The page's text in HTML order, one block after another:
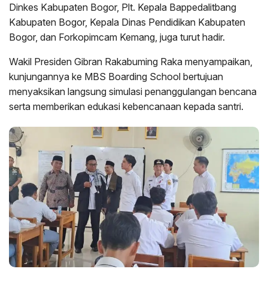
Dinkes Kabupaten Bogor, Plt. Kepala Bappedalitbang
Kabupaten Bogor, Kepala Dinas Pendidikan Kabupaten
Bogor, dan Forkopimcam Kemang, juga turut hadir.
Wakil Presiden Gibran Rakabuming Raka menyampaikan,
kunjungannya ke MBS Boarding School bertujuan
menyaksikan langsung simulasi penanggulangan bencana
serta memberikan edukasi kebencanaan kepada santri.